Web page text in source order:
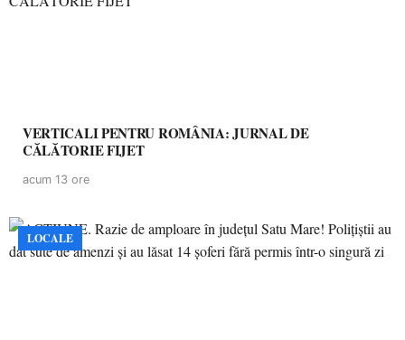
VERTICALI PENTRU ROMÂNIA: JURNAL DE
CĂLĂTORIE FIJET
acum 13 ore
LOCALE